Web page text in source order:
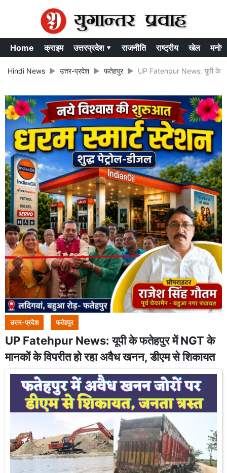
Home क्राइम उत्तरप्रदेश ▾ राजनीति राष्ट्रीय खेल
Hindi News उत्तर-प्रदेश फतेहपुर UP Fatehpur News: यूपी के
उत्तर-प्रदेश फतेहपुर
UP Fatehpur News: यूपी के फतेहपुर में NGT के
मानकों के विपरीत हो रहा अवैध खनन, डीएम से शिकायत